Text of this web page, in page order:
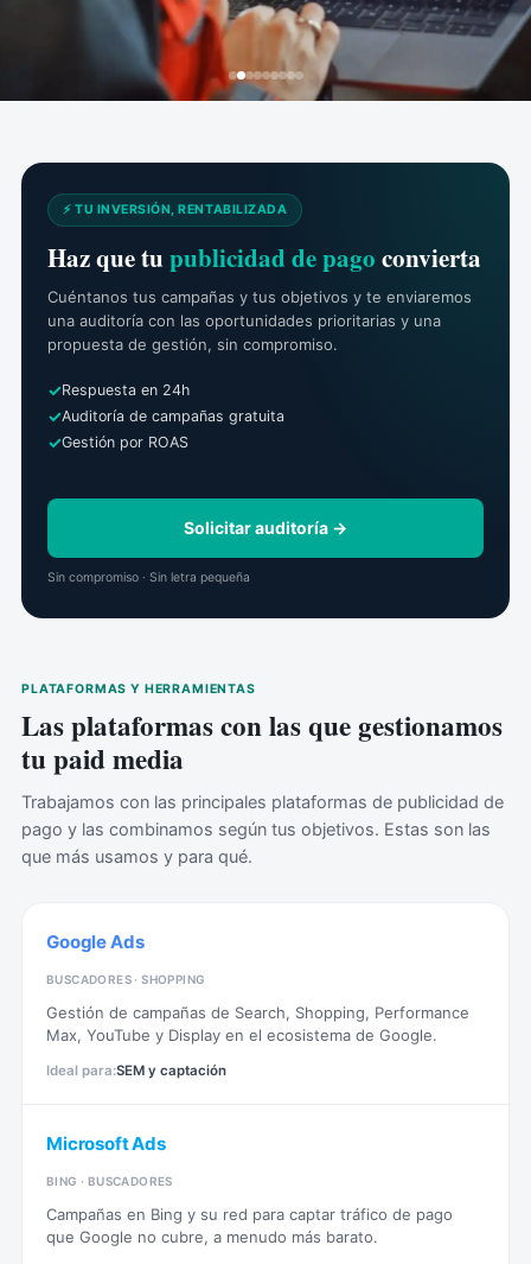
⚡ TU INVERSIÓN, RENTABILIZADA
Haz que tupublicidad de pago convierta
Cuéntanos tus campañas y tus objetivos y te enviaremos
una auditoría con las oportunidades prioritarias y una
propuesta de gestión, sin compromiso.
Respuesta en 24h
Auditoría de campañas gratuita
Gestión por ROAS
Solicitar auditoría →
Sin compromiso · Sin letra pequeña
PLATAFORMAS Y HERRAMIENTAS
Las plataformas con las que gestionamos
tu paid media
Trabajamos con las principales plataformas de publicidad de
pago y las combinamos según tus objetivos. Estas son las
que más usamos y para qué.
Google Ads
BUSCADORES · SHOPPING
Gestión de campañas de Search, Shopping, Performance
Max, YouTube y Display en el ecosistema de Google.
SEM y captación
Microsoft Ads
BING · BUSCADORES
Campañas en Bing y su red para captar tráfico de pago
que Google no cubre, a menudo más barato.